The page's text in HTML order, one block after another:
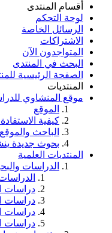
أقسام المنتدى
لوحة التحكم
الرسائل الخاصة
الاشتراكات
المتواجدون الآن
البحث في المنتدى
الصفحة الرئيسية
المنتديات
موقع المنشاوي
الموقع
كيفية
الباحث
بحوث جديدة
المنتديات العلمية
الدراسات
دراسات
دراسات
دراسات
دراسات